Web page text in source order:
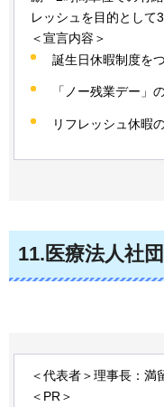
レッシュを目的として
＜宣言内容＞
誕生日休暇制度を
「ノー残業デー」
リフレッシュ休暇
11.医療法人社団
＜代表者＞理事長：満
＜PR＞